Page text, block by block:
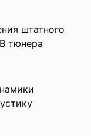
штатного
тюнера